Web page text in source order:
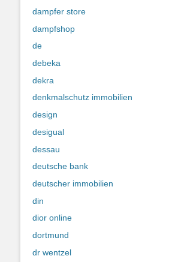
dampfer store
dampfshop
de
debeka
dekra
denkmalschutz immobilien
design
desigual
dessau
deutsche bank
deutscher immobilien
din
dior online
dortmund
dr wentzel